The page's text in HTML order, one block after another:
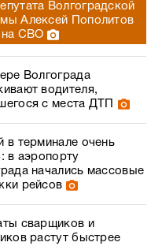
Волгоградской
Алексей Пополитов
на СВО
Волгограда
водителя,
с места ДТП
в терминале очень
в аэропорту
начались массовые
рейсов
сварщиков и
растут быстрее